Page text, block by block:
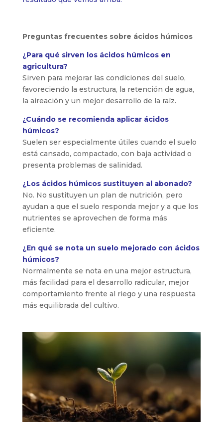
Preguntas frecuentes sobre ácidos húmicos
¿Para qué sirven los ácidos húmicos en
agricultura?
Sirven para mejorar las condiciones del suelo,
favoreciendo la estructura, la retención de agua,
la aireación y un mejor desarrollo de la raíz.
¿Cuándo se recomienda aplicar ácidos
húmicos?
Suelen ser especialmente útiles cuando el suelo
está cansado, compactado, con baja actividad o
presenta problemas de salinidad.
¿Los ácidos húmicos sustituyen al abonado?
No. No sustituyen un plan de nutrición, pero
ayudan a que el suelo responda mejor y a que los
nutrientes se aprovechen de forma más
eficiente.
¿En qué se nota un suelo mejorado con ácidos
húmicos?
Normalmente se nota en una mejor estructura,
más facilidad para el desarrollo radicular, mejor
comportamiento frente al riego y una respuesta
más equilibrada del cultivo.